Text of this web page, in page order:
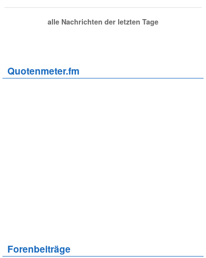
alle Nachrichten der letzten Tage
Quotenmeter.fm
Forenbeiträge